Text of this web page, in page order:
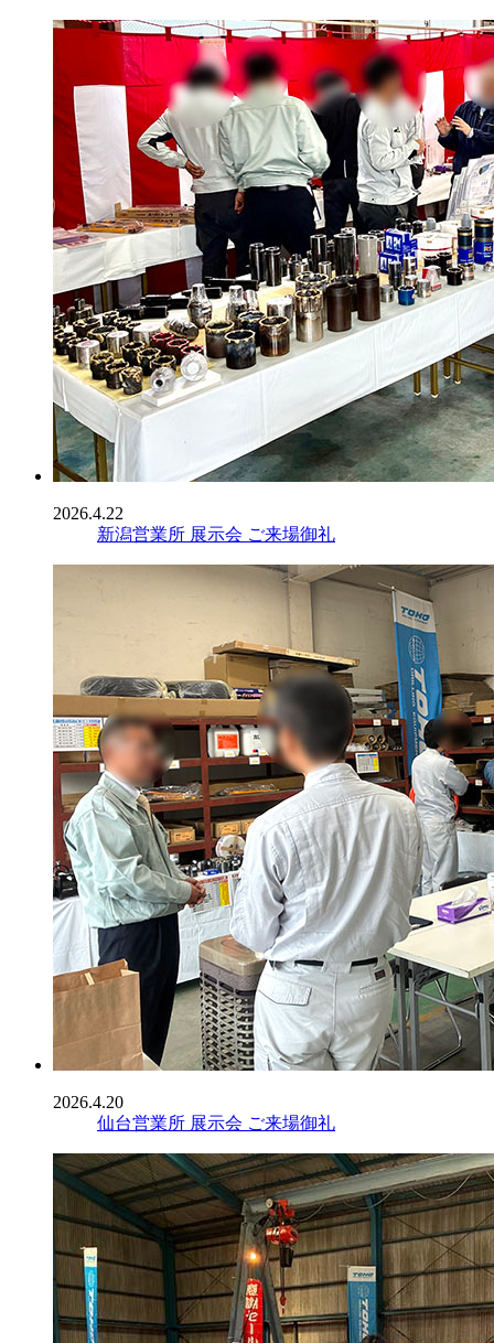
2026.4.22
新潟営業所 展示会 ご来場御礼
2026.4.20
仙台営業所 展示会 ご来場御礼